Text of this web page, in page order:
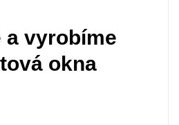
a vyrobíme
okna